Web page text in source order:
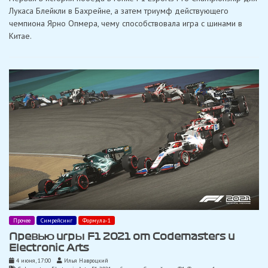
Лукаса Блейкли в Бахрейне, а затем триумф действующего
чемпиона Ярно Опмера, чему способствовала игра с шинами в
Китае.
Прочее Симрейсинг Формула-1
Превью игры F1 2021 от Codemasters и
Electronic Arts
4 июня, 17:00
Илья Навроцкий